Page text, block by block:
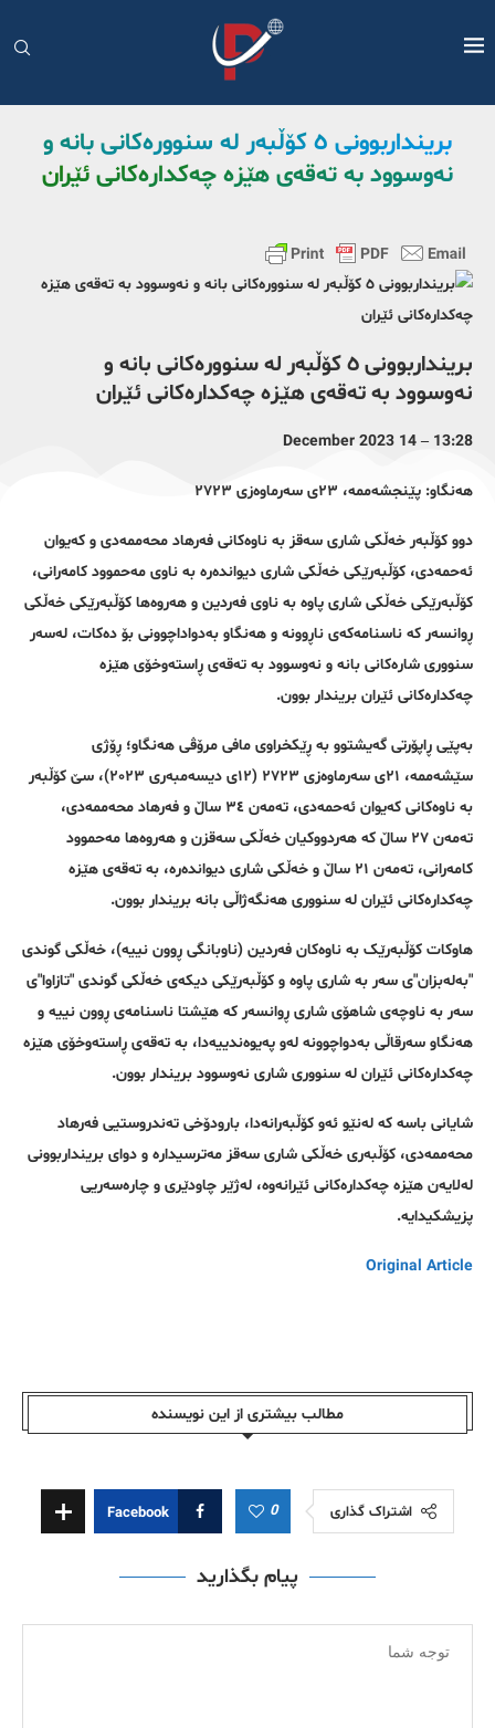
برینداربوونی ٥ کۆڵبەر لە سنوورەکانی بانە و
نەوسوود بە تەقەی هێزە چەکدارەکانی ئێران
برینداربوونی ٥ کۆڵبەر لە سنوورەکانی بانە و
نەوسوود بە تەقەی هێزە چەکدارەکانی ئێران
13:28 – 14 December 2023
هەنگاو: پێنجشەممە، ٢٣ی سەرماوەزی ٢٧٢٣
دوو کۆڵبەر خەڵکی شاری سەقز بە ناوەکانی فەرهاد محەممەدی و کەیوان
ئەحمەدی، کۆڵبەرێکی خەڵکی شاری دیواندەرە بە ناوی مەحموود کامەرانی،
کۆڵبەرێکی خەڵکی شاری پاوە بە ناوی فەردین و هەروەها کۆڵبەرێکی خەڵکی
ڕوانسەر کە ناسنامەکەی ناڕوونە و هەنگاو بەدواداچوونی بۆ دەکات، لەسەر
سنووری شارەکانی بانە و نەوسوود بە تەقەی ڕاستەوخۆی هێزە
چەکدارەکانی ئێران بریندار بوون.
بەپێی ڕاپۆرتی گەیشتوو بە ڕێکخراوی مافی مرۆڤی هەنگاو؛ ڕۆژی
سێشەممە، ٢١ی سەرماوەزی ٢٧٢٣ (١٢ی دیسەمبەری ٢٠٢٣)، سێ کۆڵبەر
بە ناوەکانی کەیوان ئەحمەدی، تەمەن ٣٤ ساڵ و فەرهاد محەممەدی،
تەمەن ٢٧ ساڵ کە هەردووکیان خەڵکی سەقزن و هەروەها مەحموود
کامەرانی، تەمەن ٢١ ساڵ و خەڵکی شاری دیواندەرە، بە تەقەی هێزە
چەکدارەکانی ئێران لە سنووری هەنگەژاڵی بانە بریندار بوون.
هاوکات کۆڵبەرێک بە ناوەکان فەردین (ناوبانگی ڕوون نییە)، خەڵکی گوندی
"بەلەبزان"ی سەر بە شاری پاوە و کۆڵبەرێکی دیکەی خەڵکی گوندی "تازاوا"ی
سەر بە ناوچەی شاهۆی شاری ڕوانسەر کە هێشتا ناسنامەی ڕوون نییە و
هەنگاو سەرقاڵی بەدواچوونە لەو پەیوەندییەدا، بە تەقەی ڕاستەوخۆی هێزە
چەکدارەکانی ئێران لە سنووری شاری نەوسوود بریندار بوون.
شایانی باسە کە لەنێو ئەو کۆڵبەرانەدا، بارودۆخی تەندروستیی فەرهاد
محەممەدی، کۆڵبەری خەڵکی شاری سەقز مەترسیدارە و دوای برینداربوونی
لەلایەن هێزە چەکدارەکانی ئێرانەوە، لەژێر چاودێری و چارەسەریی
پزیشکیدایە.
Original Article
مطالب بیشتری از این نویسندە
اشتراک گذاری 0
Facebook
پیام بگذارید